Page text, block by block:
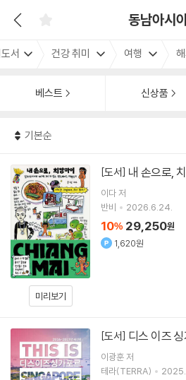
동남아시
서 건강 취미 여행
베스트 신상품
기본순
미리보기
[도서] 내 손으로,
이다저
반비
2026.6.24.
10% 29,250원
1,620원
[도서] 디스 이즈
이광훈저
테라(TERRA)